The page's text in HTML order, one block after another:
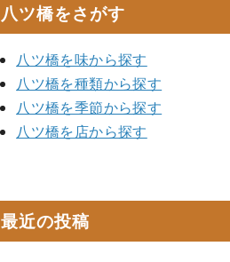
八ツ橋をさがす
八ツ橋を味から探す
八ツ橋を種類から探す
八ツ橋を季節から探す
八ツ橋を店から探す
最近の投稿